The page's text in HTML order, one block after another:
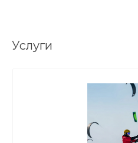
Услуги